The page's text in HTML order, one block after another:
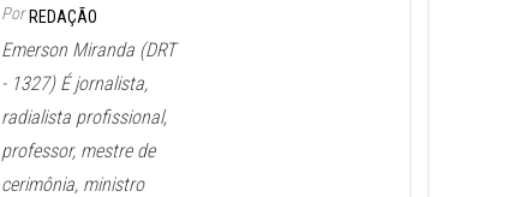
Por REDAÇÃO
Emerson Miranda (DRT
- 1327) É jornalista,
radialista profissional,
professor, mestre de
cerimônia, ministro